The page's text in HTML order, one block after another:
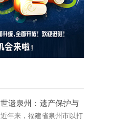
世遗泉州：遗产保护与
文旅经济的双赢样本
近年来，福建省泉州市以打